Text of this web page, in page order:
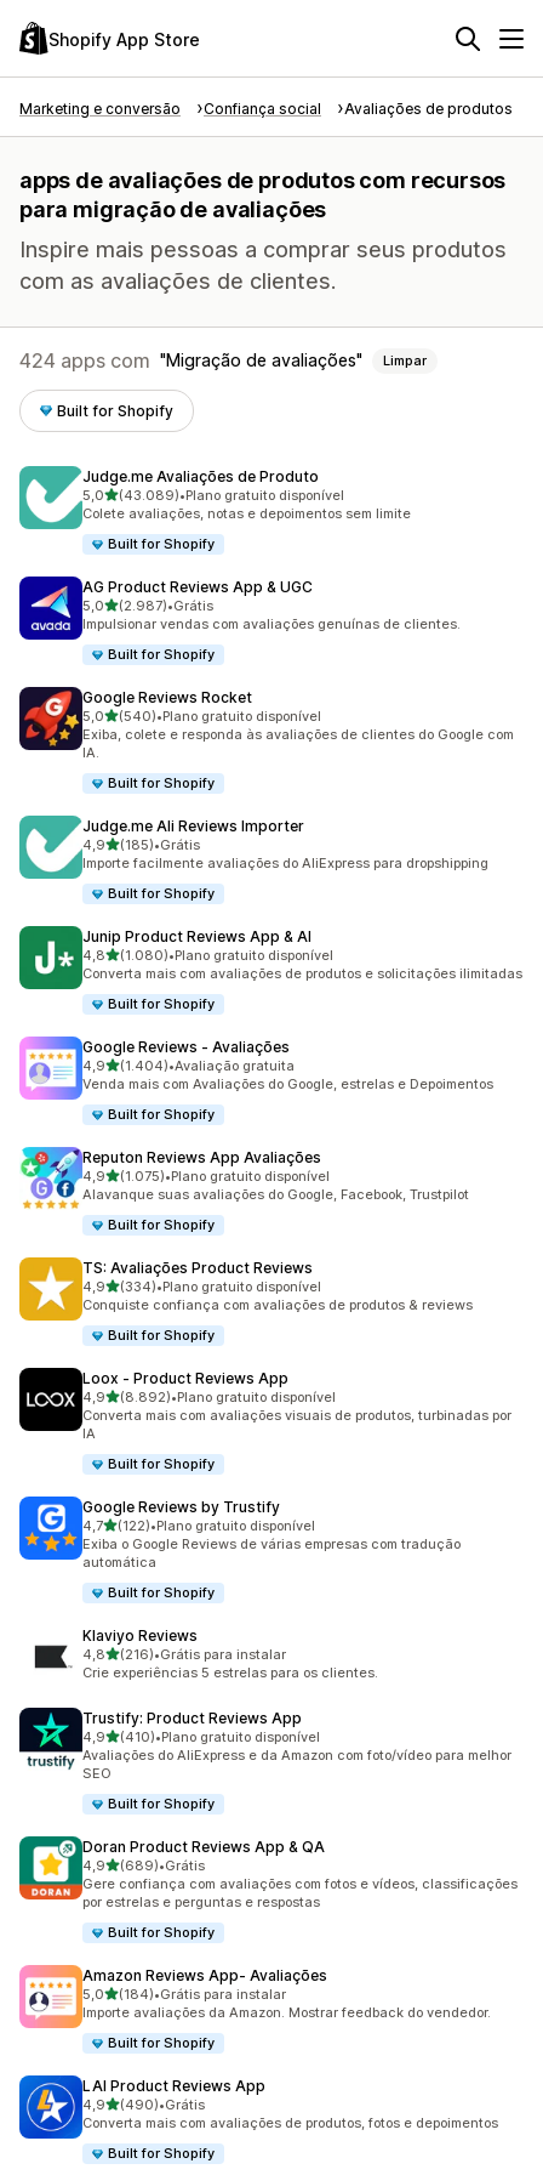
Shopify App Store
Marketing e conversão Confiança social Avaliações de produtos
apps de avaliações de produtos com recursos
para migração de avaliações
Inspire mais pessoas a comprar seus produtos
com as avaliações de clientes.
424 apps com Migração de avaliações Limpar
Built for Shopify
Judge.me Avaliações de Produto
5,0de 5 estrelas
(43.089)
43089 avaliações ao todo
•Plano gratuito disponível
Colete avaliações, notas e depoimentos sem limite
Built for Shopify
AG Product Reviews App & UGC
5,0de 5 estrelas
(2.987)
2987 avaliações ao todo
•Grátis
Impulsionar vendas com avaliações genuínas de clientes.
Built for Shopify
Google Reviews Rocket
5,0de 5 estrelas
(540)
540 avaliações ao todo
•Plano gratuito disponível
Exiba, colete e responda às avaliações de clientes do Google com
IA.
Built for Shopify
Judge.me Ali Reviews Importer
4,9de 5 estrelas
(185)
185 avaliações ao todo
•Grátis
Importe facilmente avaliações do AliExpress para dropshipping
Built for Shopify
Junip Product Reviews App & AI
4,8de 5 estrelas
(1.080)
1080 avaliações ao todo
•Plano gratuito disponível
Converta mais com avaliações de produtos e solicitações ilimitadas
Built for Shopify
Google Reviews ‑ Avaliações
4,9de 5 estrelas
(1.404)
1404 avaliações ao todo
•Avaliação gratuita
Venda mais com Avaliações do Google, estrelas e Depoimentos
Built for Shopify
Reputon Reviews App Avaliações
4,9de 5 estrelas
(1.075)
1075 avaliações ao todo
•Plano gratuito disponível
Alavanque suas avaliações do Google, Facebook, Trustpilot
Built for Shopify
TS: Avaliações Product Reviews
4,9de 5 estrelas
(334)
334 avaliações ao todo
•Plano gratuito disponível
Conquiste confiança com avaliações de produtos & reviews
Built for Shopify
Loox ‑ Product Reviews App
4,9de 5 estrelas
(8.892)
8892 avaliações ao todo
•Plano gratuito disponível
Converta mais com avaliações visuais de produtos, turbinadas por
IA
Built for Shopify
Google Reviews by Trustify
4,7de 5 estrelas
(122)
122 avaliações ao todo
•Plano gratuito disponível
Exiba o Google Reviews de várias empresas com tradução
automática
Built for Shopify
Klaviyo Reviews
4,8de 5 estrelas
(216)
216 avaliações ao todo
•Grátis para instalar
Crie experiências 5 estrelas para os clientes.
Trustify: Product Reviews App
4,9de 5 estrelas
(410)
410 avaliações ao todo
•Plano gratuito disponível
Avaliações do AliExpress e da Amazon com foto/vídeo para melhor
SEO
Built for Shopify
Doran Product Reviews App & QA
4,9de 5 estrelas
(689)
689 avaliações ao todo
•Grátis
Gere confiança com avaliações com fotos e vídeos, classificações
por estrelas e perguntas e respostas
Built for Shopify
Amazon Reviews App‑ Avaliações
5,0de 5 estrelas
(184)
184 avaliações ao todo
•Grátis para instalar
Importe avaliações da Amazon. Mostrar feedback do vendedor.
Built for Shopify
LAI Product Reviews App
4,9de 5 estrelas
(490)
490 avaliações ao todo
•Grátis
Converta mais com avaliações de produtos, fotos e depoimentos
Built for Shopify